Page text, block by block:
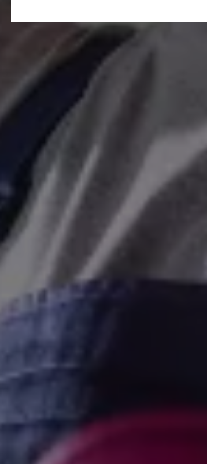
Vorgängermodelle
Kundeninformationen
Volkswagen
Warn- und
Magazin
Transport
Familie
Elektromobilität
Volkswagen R
Pannen- und Unfallhilfe
Volkswagen